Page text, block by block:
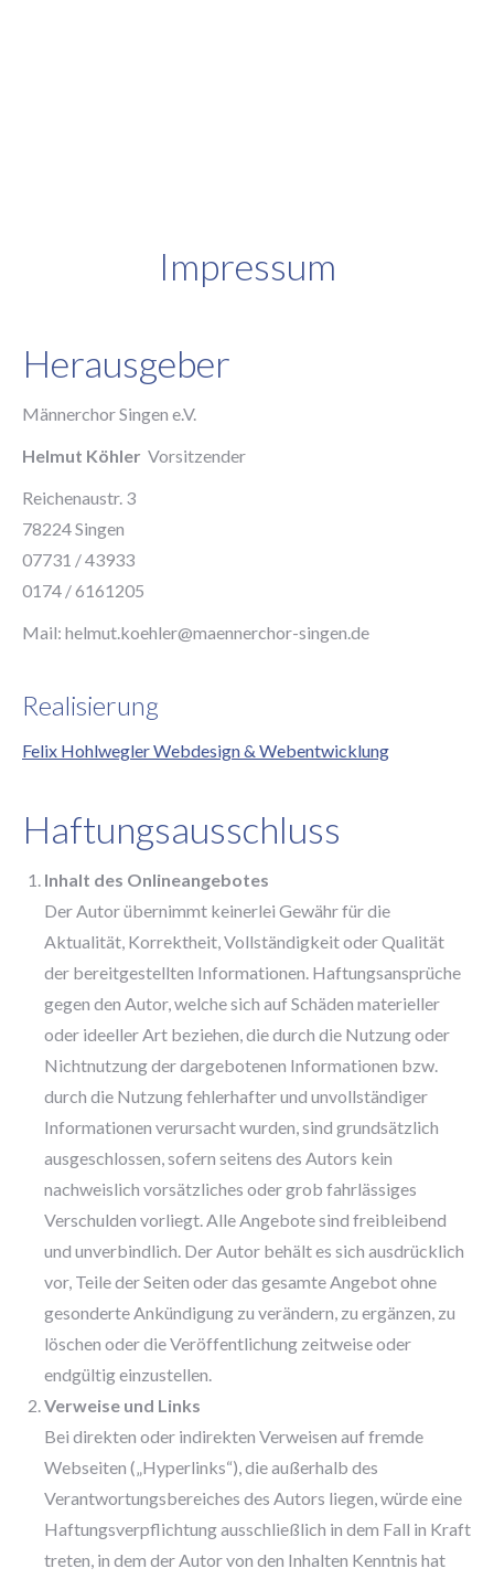
Impressum
Herausgeber
Männerchor Singen e.V.
Helmut Köhler Vorsitzender
Reichenaustr. 3
78224 Singen
07731 / 43933
0174 / 6161205
Mail: helmut.koehler@maennerchor-singen.de
Realisierung
Felix Hohlwegler Webdesign & Webentwicklung
Haftungsausschluss
Inhalt des Onlineangebotes
Der Autor übernimmt keinerlei Gewähr für die
Aktualität, Korrektheit, Vollständigkeit oder Qualität
der bereitgestellten Informationen. Haftungsansprüche
gegen den Autor, welche sich auf Schäden materieller
oder ideeller Art beziehen, die durch die Nutzung oder
Nichtnutzung der dargebotenen Informationen bzw.
durch die Nutzung fehlerhafter und unvollständiger
Informationen verursacht wurden, sind grundsätzlich
ausgeschlossen, sofern seitens des Autors kein
nachweislich vorsätzliches oder grob fahrlässiges
Verschulden vorliegt. Alle Angebote sind freibleibend
und unverbindlich. Der Autor behält es sich ausdrücklich
vor, Teile der Seiten oder das gesamte Angebot ohne
gesonderte Ankündigung zu verändern, zu ergänzen, zu
löschen oder die Veröffentlichung zeitweise oder
endgültig einzustellen.
Verweise und Links
Bei direkten oder indirekten Verweisen auf fremde
Webseiten („Hyperlinks“), die außerhalb des
Verantwortungsbereiches des Autors liegen, würde eine
Haftungsverpflichtung ausschließlich in dem Fall in Kraft
treten, in dem der Autor von den Inhalten Kenntnis hat